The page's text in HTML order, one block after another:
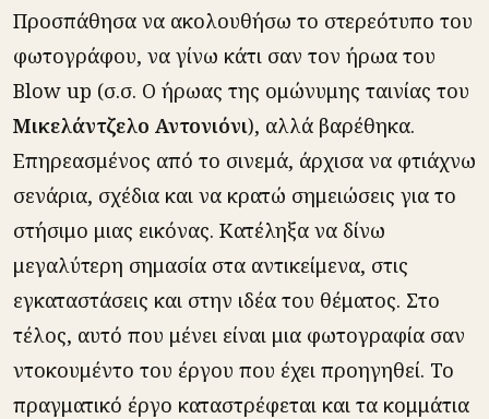
Προσπάθησα να ακολουθήσω το στερεότυπο του
φωτογράφου, να γίνω κάτι σαν τον ήρωα του
Blow up (σ.σ. Ο ήρωας της ομώνυμης ταινίας του
Μικελάντζελο Αντονιόνι), αλλά βαρέθηκα.
Επηρεασμένος από το σινεμά, άρχισα να φτιάχνω
σενάρια, σχέδια και να κρατώ σημειώσεις για το
στήσιμο μιας εικόνας. Κατέληξα να δίνω
μεγαλύτερη σημασία στα αντικείμενα, στις
εγκαταστάσεις και στην ιδέα του θέματος. Στο
τέλος, αυτό που μένει είναι μια φωτογραφία σαν
ντοκουμέντο του έργου που έχει προηγηθεί. Το
πραγματικό έργο καταστρέφεται και τα κομμάτια